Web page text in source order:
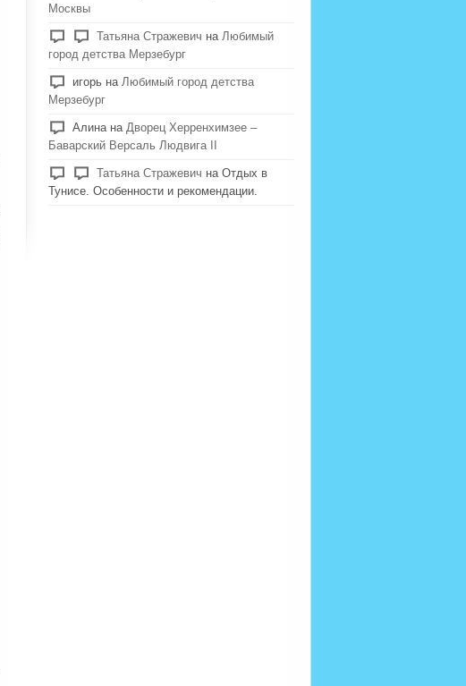
Москвы
Татьяна Стражевич на Любимый
город детства Мерзебург
игорь на Любимый город детства
Мерзебург
Алина на Дворец Херренхимзее –
Баварский Версаль Людвига II
Татьяна Стражевич на Отдых в
Тунисе. Особенности и рекомендации.